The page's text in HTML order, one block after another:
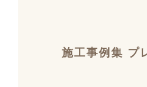
施工事例集 プ